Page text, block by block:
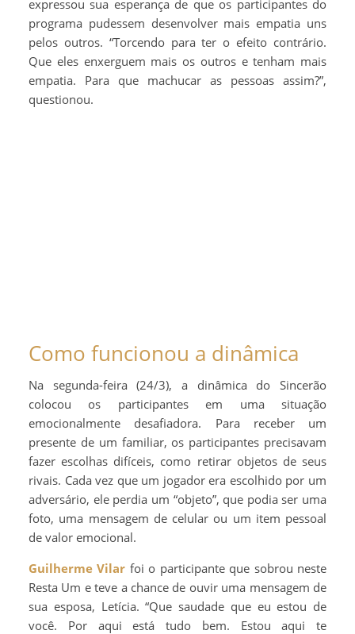
expressou sua esperança de que os participantes do
programa pudessem desenvolver mais empatia uns
pelos outros. “Torcendo para ter o efeito contrário.
Que eles enxerguem mais os outros e tenham mais
empatia. Para que machucar as pessoas assim?”,
questionou.
Como funcionou a dinâmica
Na segunda-feira (24/3), a dinâmica do Sincerão
colocou os participantes em uma situação
emocionalmente desafiadora. Para receber um
presente de um familiar, os participantes precisavam
fazer escolhas difíceis, como retirar objetos de seus
rivais. Cada vez que um jogador era escolhido por um
adversário, ele perdia um “objeto”, que podia ser uma
foto, uma mensagem de celular ou um item pessoal
de valor emocional.
Guilherme Vilar foi o participante que sobrou neste
Resta Um e teve a chance de ouvir uma mensagem de
sua esposa, Letícia. “Que saudade que eu estou de
você. Por aqui está tudo bem. Estou aqui te